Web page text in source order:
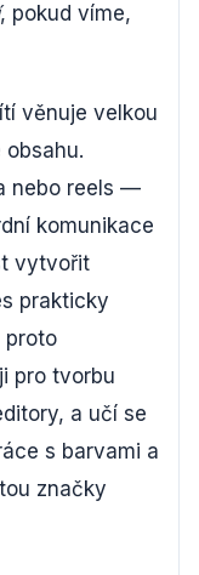
, pokud víme,
věnuje velkou
nebo reels —
komunikace
vytvořit
prakticky
proto
pro tvorbu
a učí se
s barvami a
značky